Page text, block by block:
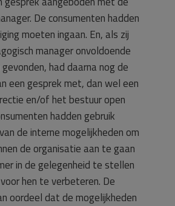
De consumenten hadden
moeten ingaan. En, als zij
manager onvoldoende
had daarna nog de
een gesprek met, dan wel een
en/of het bestuur open
hadden gebruik
de interne mogelijkheden om
de organisatie aan te gaan
in de gelegenheid te stellen
hen te verbeteren. De
oordeel dat de mogelijkheden